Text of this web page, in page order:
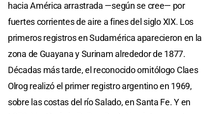
hacia América arrastrada —según se cree— por
fuertes corrientes de aire a fines del siglo XIX. Los
primeros registros en Sudamérica aparecieron en la
zona de Guayana y Surinam alrededor de 1877.
Décadas más tarde, el reconocido ornitólogo Claes
Olrog realizó el primer registro argentino en 1969,
sobre las costas del río Salado, en Santa Fe. Y en